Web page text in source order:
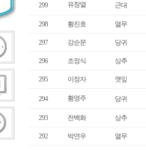
299 유창열 근대
298 황진호 열무
297 강순문 당귀
296 조정식 상추
295 이정자 깻잎
294 황영주 당귀
293 전백화 상추
292 박연우 열무